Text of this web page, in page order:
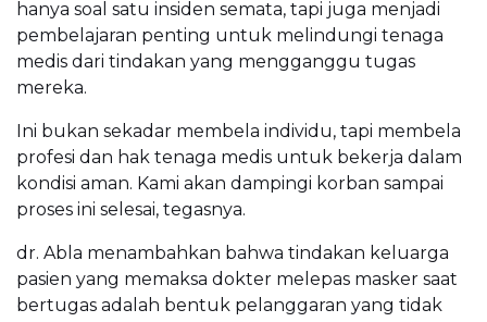
hanya soal satu insiden semata, tapi juga menjadi
pembelajaran penting untuk melindungi tenaga
medis dari tindakan yang mengganggu tugas
mereka.
Ini bukan sekadar membela individu, tapi membela
profesi dan hak tenaga medis untuk bekerja dalam
kondisi aman. Kami akan dampingi korban sampai
proses ini selesai, tegasnya.
dr. Abla menambahkan bahwa tindakan keluarga
pasien yang memaksa dokter melepas masker saat
bertugas adalah bentuk pelanggaran yang tidak